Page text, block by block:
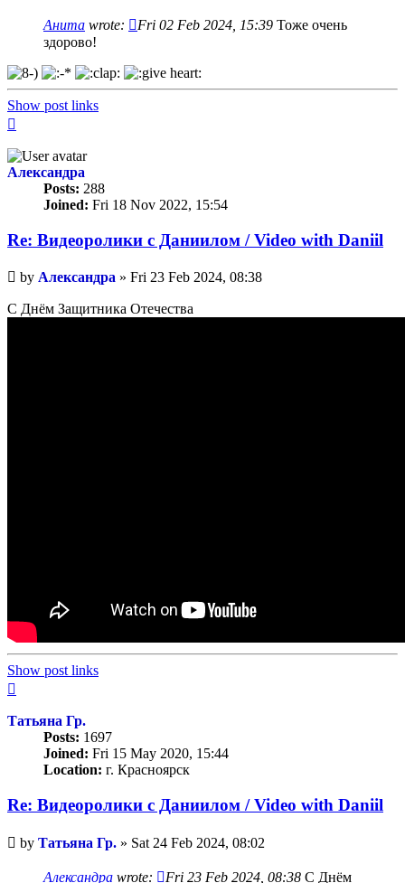
Анита wrote: Fri 02 Feb 2024, 15:39 Тоже очень
здорово!
Show post links
Александра
Posts: 288
Joined: Fri 18 Nov 2022, 15:54
Re: Видеоролики с Даниилом / Video with Daniil
Unread
post
by Александра » Fri 23 Feb 2024, 08:38
С Днём Защитника Отечества
Show post links
Татьяна Гр.
Posts: 1697
Joined: Fri 15 May 2020, 15:44
Location: г. Красноярск
Re: Видеоролики с Даниилом / Video with Daniil
Unread
post
by Татьяна Гр. » Sat 24 Feb 2024, 08:02
Александра wrote: Fri 23 Feb 2024, 08:38 С Днём